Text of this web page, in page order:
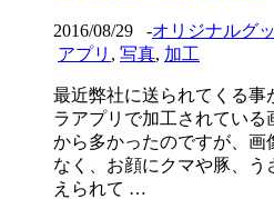
2016/08/29 -オリジナルグ
アプリ , 写真, 加工
最近弊社に送られてくる事
ラアプリで加工されてい
から多かったのですが、画
なく、お顔にクマや豚、
えられて …